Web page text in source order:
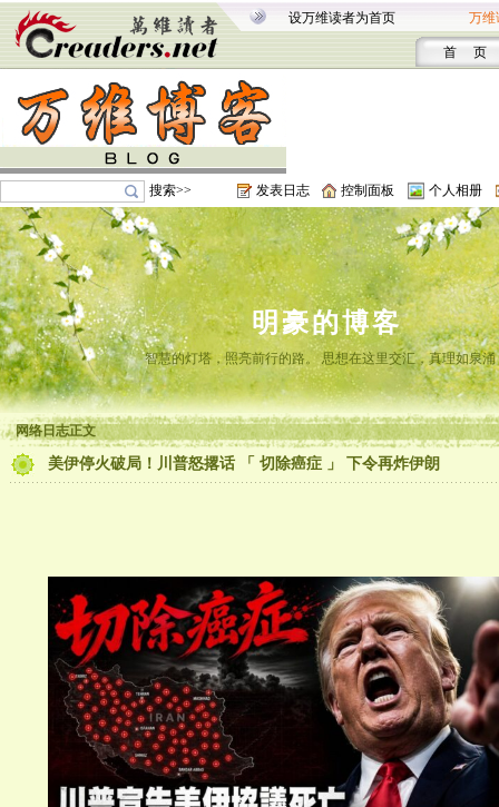
设万维读者为首页 万维
首 页
搜索>> 发表日志 控制面板 个人相册
明豪的博客
智慧的灯塔，照亮前行的路。 思想在这里交汇，真理如泉涌
网络日志正文
美伊停火破局！川普怒撂话 「 切除癌症 」 下令再炸伊朗